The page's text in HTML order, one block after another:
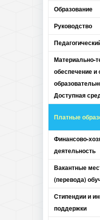
Образование
Руководство
Материально-
обеспечение и
Доступная
Платные
Финансово-
деятельность
Вакантные
(перевода)
Стипендии и
поддержки